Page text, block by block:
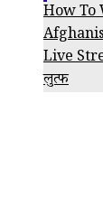
How To
Live
लुत्फ